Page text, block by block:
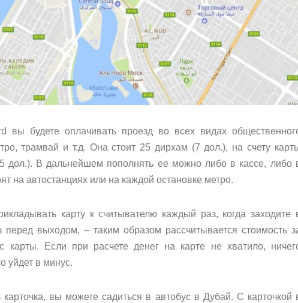
вы будете оплачивать проезд во всех видах
трамвай и т.д. Она стоит 25 дирхам (7 дол.), на счету
дол.). В дальнейшем пополнять ее можно либо в кассе, либо
на автостанциях или на каждой остановке метро.
карту к считывателю каждый раз, когда заходите
выходом, – таким образом рассчитывается стоимость
карты. Если при расчете денег на карте не хватило,
уйдет в минус.
карточка, вы можете садиться в автобус в Дубай. С карточкой